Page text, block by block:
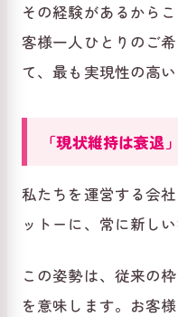
その経験があるから
客様一人ひとりのご
て、最も実現性の高
「現状維持は衰退
私たちを運営する会
ットーに、常に新し
この姿勢は、従来の
を意味します。お客